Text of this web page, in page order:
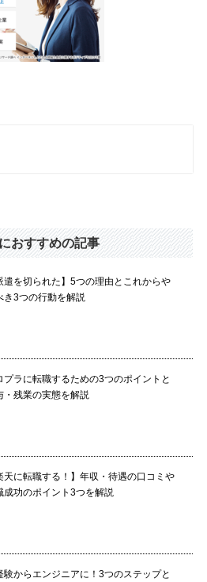
おすすめの記事
遣を切られた】5つの理由とこれからや
き3つの行動を解説
プラに転職するための3つのポイントと
・残業の実態を解説
天に転職する！】年収・待遇の口コミや
成功のポイント3つを解説
験からエンジニアに！3つのステップと